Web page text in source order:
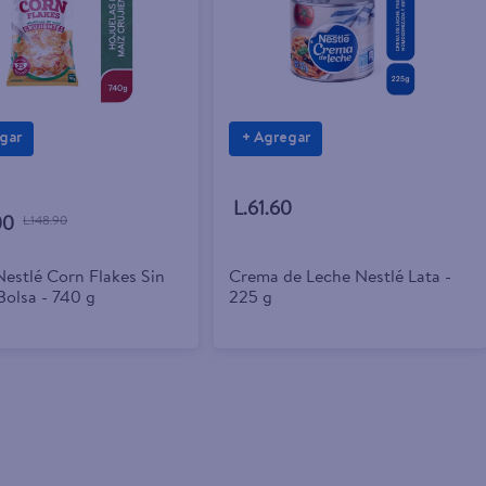
L.148.90
Corn Flakes Sin
- 740 g
+ Agregar
L.61.60
Crema de Leche Nestlé Lata -
225 g